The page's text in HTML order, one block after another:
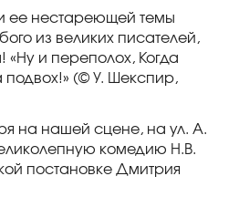
ее нестареющей темы
из великих писателей,
«Ну и переполох, Когда
подвох!» (© У. Шекспир,
на нашей сцене, на ул. А.
комедию Н.В.
постановке Дмитрия